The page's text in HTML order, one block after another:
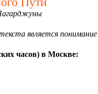
является
часов) в Москве: